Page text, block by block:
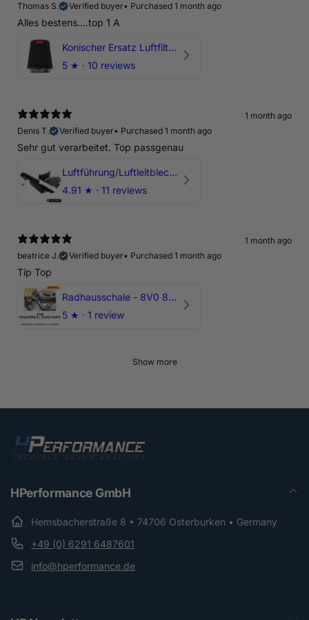
Thomas S.
Verified buyer• Purchased 1 month ago
Alles bestens....top 1 A
Konischer Ersatz Luftfilter Pilz - 4" & 5" Offene Ansaugung
5 ★ · 10 reviews
1 month ago
Denis T.
Verified buyer• Purchased 1 month ago
Sehr gut verarbeitet. Top passgenau
Luftführung/Luftleitblech 5" 125mm offene Ansaugung HPerformance
4.91 ★ · 11 reviews
1 month ago
beatrice J.
Verified buyer• Purchased 1 month ago
Tip Top
Radhausschale - 8V0 821 191 C - Original Ersatzteil für Audi RS3 Sportback
5 ★ · 1 review
Show more
HPerformance GmbH
Hemsbacherstraße 8 • 74706 Osterburken • Germany
+49 (0) 6291 6487601
info@hperformance.de